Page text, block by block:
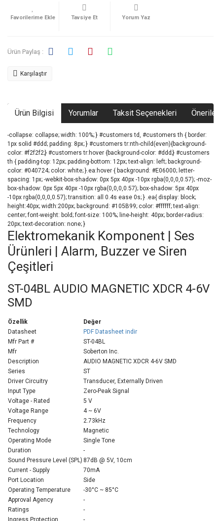
Tavsiye Et Yorum Yaz
Ürün Paylaş :
Karşılaştır
Ürün Bilgisi Yorumlar Taksit Seçenekleri
-collapse: collapse; width: 100%; } #customers td, #customers th { border:
1px solid #ddd; padding: 8px; } #customers tr:nth-child(even){background-
color: #f2f2f2;} #customers tr:hover {background-color: #ddd;} #customers
th { padding-top: 12px; padding-bottom: 12px; text-align: left; background-
color: #040724; color: white; }.ea:hover { background: #E06000; letter-
spacing: 1px; -webkit-box-shadow: 0px 5px 40px -10px rgba(0,0,0,0.57); -moz-
box-shadow: 0px 5px 40px -10px rgba(0,0,0,0.57); box-shadow: 5px 40px
-10px rgba(0,0,0,0.57); transition: all 0.4s ease 0s; } .ea{ display: block;
height:40px; width:200px; background: #105B99; color: #ffffff; text-align:
center; font-weight: bold; font-size: 100%; line-height: 40px; border-radius:
20px; text-decoration: none; }
Elektromekanik Komponent | Ses
Ürünleri | Alarm, Buzzer ve Siren
Çeşitleri
ST-04BL AUDIO MAGNETIC XDCR 4-6V
SMD
Özellik
Değer
Datasheet
PDF Datasheet indir
Mfr Part #
ST-04BL
Mfr
Soberton Inc.
Description
AUDIO MAGNETIC XDCR 4-6V SMD
Series
ST
Driver Circuitry
Transducer, Externally Driven
Input Type
Zero-Peak Signal
Voltage - Rated
5 V
Voltage Range
4 ~ 6V
Frequency
2.73kHz
Technology
Magnetic
Operating Mode
Single Tone
Duration
-
Sound Pressure Level (SPL) 87dB @ 5V, 10cm
Current - Supply
70mA
Port Location
Side
Operating Temperature
-30°C ~ 85°C
Approval Agency
-
Ratings
-
Ingress Protection
-